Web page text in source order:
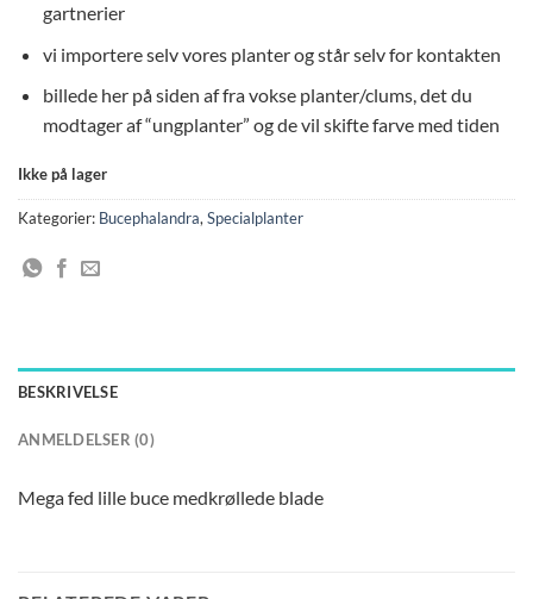
gartnerier
vi importere selv vores planter og står selv for kontakten
billede her på siden af fra vokse planter/clums, det du
modtager af “ungplanter” og de vil skifte farve med tiden
Ikke på lager
Kategorier: Bucephalandra, Specialplanter
BESKRIVELSE
ANMELDELSER (0)
Mega fed lille buce medkrøllede blade